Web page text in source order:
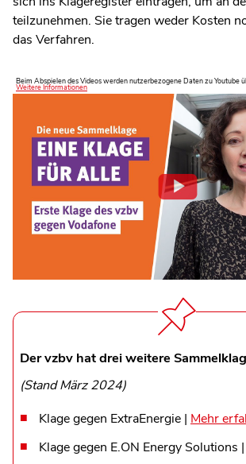
teilzunehmen. Sie tragen weder Kosten
das Verfahren.
Beim Abspielen des Videos werden nutzerbezogene Daten zu Youtube
Weitere Informationen
Der vzbv hat drei weitere
(Stand März 2024)
Klage gegen ExtraEnergie | Mehr
Klage gegen E.ON Energy Solutions |